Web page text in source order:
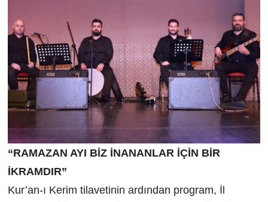
“RAMAZAN AYI BİZ İNANANLAR İÇİN BİR
İKRAMDIR”
Kur’an-ı Kerim tilavetinin ardından program, İl